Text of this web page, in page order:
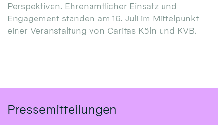
Perspektiven. Ehrenamtlicher Einsatz und
Engagement standen am 16. Juli im Mittelpunkt
einer Veranstaltung von Caritas Köln und KVB.
Pressemitteilungen